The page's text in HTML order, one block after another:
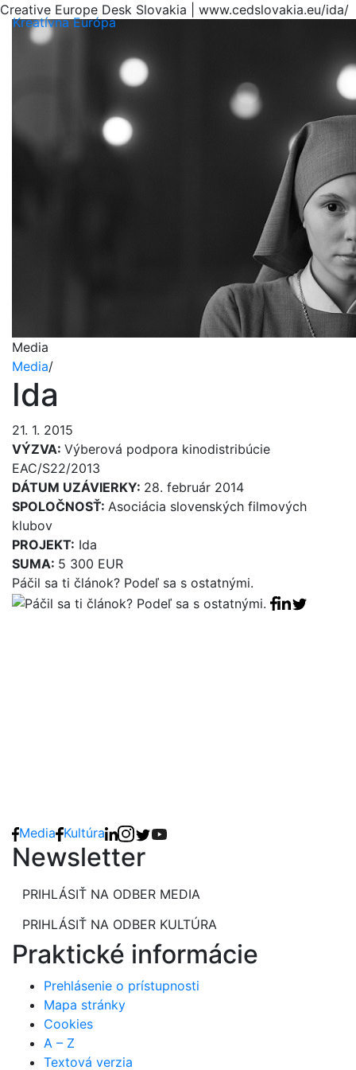
Creative Europe Desk Slovakia | www.cedslovakia.eu/ida/
Kreatívna Európa
Menu
Media
Media/
Ida
21. 1. 2015
VÝZVA: Výberová podpora kinodistribúcie
EAC/S22/2013
DÁTUM UZÁVIERKY: 28. február 2014
SPOLOČNOSŤ: Asociácia slovenských filmových
klubov
PROJEKT: Ida
SUMA: 5 300 EUR
Páčil sa ti článok? Podeľ sa s ostatnými.
Facebook
Linkedin
Tweet
Media Kultúra
Newsletter
PRIHLÁSIŤ NA ODBER MEDIA
PRIHLÁSIŤ NA ODBER KULTÚRA
Praktické informácie
Prehlásenie o prístupnosti
Mapa stránky
Cookies
A – Z
Textová verzia